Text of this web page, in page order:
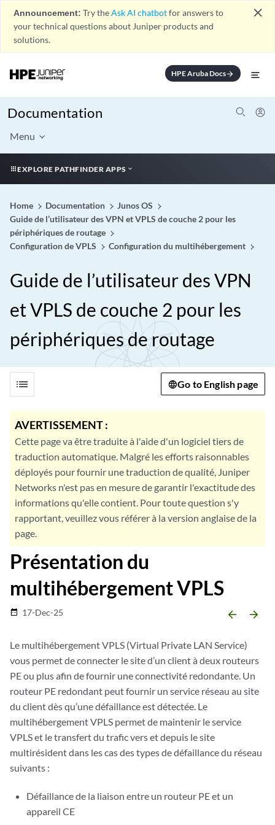
Announcement: Try theAsk AI chatbotfor answers to
your technical questions about Juniper products and
solutions.
close
HPE Aruba Docsarrow_forward
Documentation
Menu
EXPLORE PATHFINDER APPS
Home Documentation
Junos OS
Guide de l’utilisateur des VPN et VPLS de couche 2 pour les
périphériques de routage
Configuration de VPLS
Configuration du multihébergement
Guide de l’utilisateur des VPN
et VPLS de couche 2 pour les
périphériques de routage
list Go to English page
AVERTISSEMENT :
Cette page va être traduite à l'aide d'un logiciel tiers de
traduction automatique. Malgré les efforts raisonnables
déployés pour fournir une traduction de qualité, Juniper
Networks n'est pas en mesure de garantir l'exactitude des
informations qu'elle contient. Pour toute question s'y
rapportant, veuillez vous référer à la version anglaise de la
page.
Présentation du
multihébergement VPLS
date_range 17-Dec-25 arrow_backward arrow_forward
Le multihébergement VPLS (Virtual Private LAN Service)
vous permet de connecter le site d’un client à deux routeurs
PE ou plus afin de fournir une connectivité redondante. Un
routeur PE redondant peut fournir un service réseau au site
du client dès qu’une défaillance est détectée. Le
multihébergement VPLS permet de maintenir le service
VPLS et le transfert du trafic vers et depuis le site
multirésident dans les cas des types de défaillance du réseau
suivants :
Défaillance de la liaison entre un routeur PE et un
appareil CE